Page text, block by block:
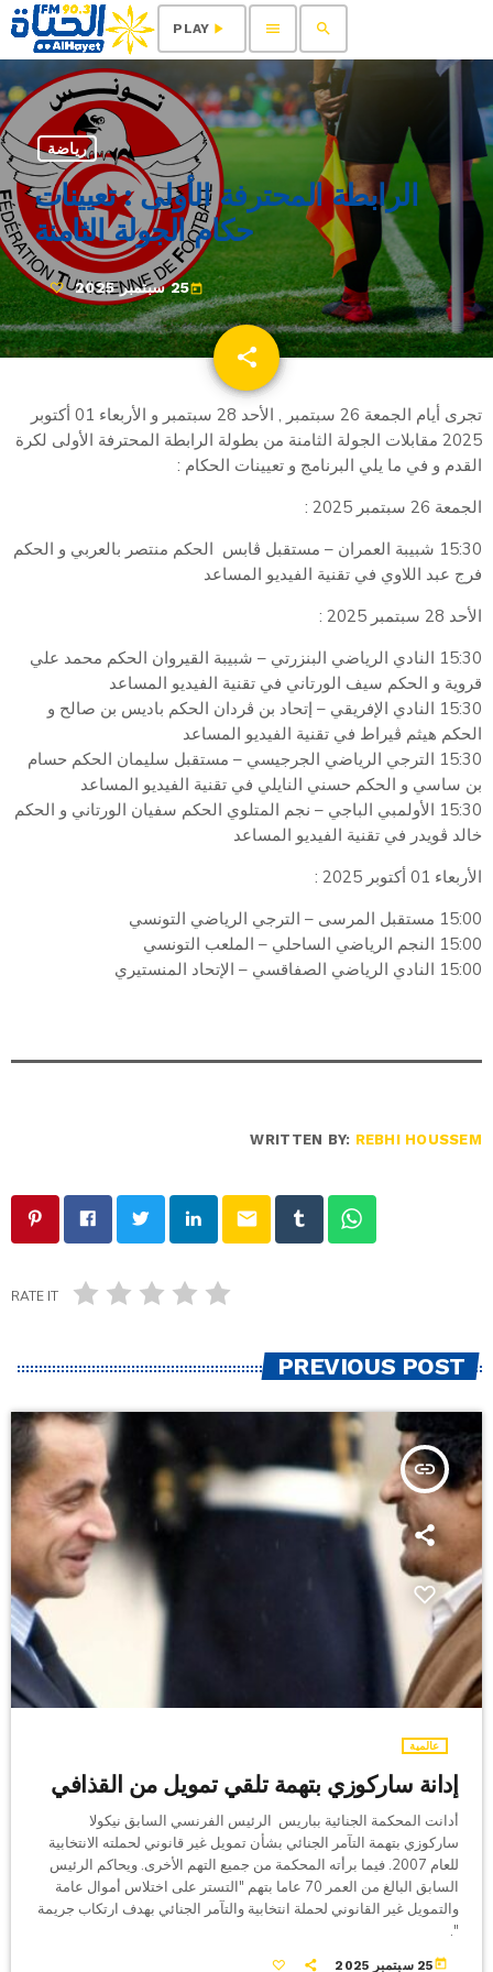
search
menu
play_arrow
PLAY
رياضة
الرابطة المحترفة الأولى : تعيينات
حكام الجولة الثامنة
today25 سبتمبر 2025
share
email
تجرى أيام الجمعة 26 سبتمبر , الأحد 28 سبتمبر و الأربعاء 01 أكتوبر
2025 مقابلات الجولة الثامنة من بطولة الرابطة المحترفة الأولى لكرة
القدم و في ما يلي البرنامج و تعيينات الحكام :
الجمعة 26 سبتمبر 2025 :
15:30 شبيبة العمران – مستقبل
ڨابس الحكم منتصر بالعربي و الحكم
فرج عبد اللاوي في تقنية الفيديو المساعد
الأحد 28 سبتمبر 2025 :
15:30 النادي الرياضي البنزرتي – شبيبة القيروان الحكم محمد علي
قروية و الحكم سيف الورتاني في تقنية الفيديو المساعد
15:30 النادي الإفريقي – إتحاد بن
ڨردان الحكم باديس بن صالح و
الحكم هيثم ڨيراط في تقنية الفيديو المساعد
15:30 الترجي الرياضي الجرجيسي – مستقبل سليمان الحكم حسام
بن ساسي و الحكم حسني النايلي في تقنية الفيديو المساعد
15:30 الأولمبي الباجي – نجم المتلوي الحكم سفيان الورتاني و الحكم
خالد ڨويدر في تقنية الفيديو المساعد
الأربعاء 01 أكتوبر 2025 :
15:00 مستقبل المرسى – الترجي الرياضي التونسي
15:00 النجم الرياضي الساحلي – الملعب التونسي
15:00 النادي الرياضي الصفاقسي – الإتحاد المنستيري
WRITTEN BY: REBHI HOUSSEM
email
RATE IT
PREVIOUS POST
insert_link
عالمية
إدانة ساركوزي بتهمة تلقي تمويل من القذافي
أدانت المحكمة الجنائية بباريس الرئيس الفرنسي السابق نيكولا
ساركوزي بتهمة التآمر الجنائي بشأن تمويل غير قانوني لحملته الانتخابية
للعام 2007. فيما برأته المحكمة من جميع التهم الأخرى. ويحاكم الرئيس
السابق البالغ من العمر 70 عاما بتهم "التستر على اختلاس أموال عامة
والتمويل غير القانوني لحملة انتخابية والتآمر الجنائي بهدف ارتكاب جريمة
".
today25 سبتمبر 2025